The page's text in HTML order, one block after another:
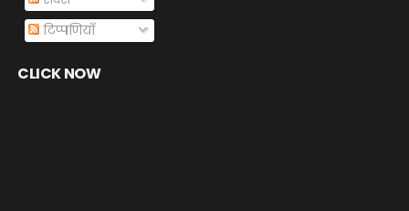
टिप्पणियाँ
CLICK NOW